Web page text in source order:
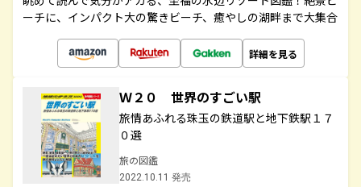
ーチに、インパクト大の驚きビーチ、癒やしの湖畔まで大集合
詳細を見る
Ｗ２０ 世界のすごい駅
旅情あふれる珠玉の鉄道駅と地下鉄駅１７
０選
旅の図鑑
2022.10.11 発売